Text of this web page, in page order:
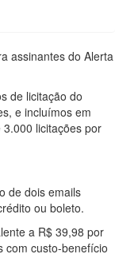
assinantes do Alerta
de licitação do
e incluímos em
licitações por
de dois emails
ou boleto.
a R$ 39,98 por
com custo-benefício